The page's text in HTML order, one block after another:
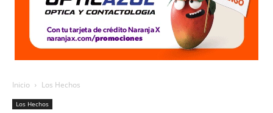
Inicio Los Hechos
Los Hechos